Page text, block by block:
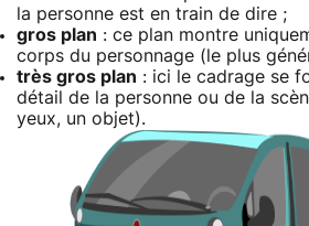
la personne est en train de dire ;
gros plan : ce plan montre
corps du personnage (le plus
très gros plan : ici le cadrage se
détail de la personne ou de la
yeux, un objet).